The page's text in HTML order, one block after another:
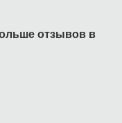
отзывов в